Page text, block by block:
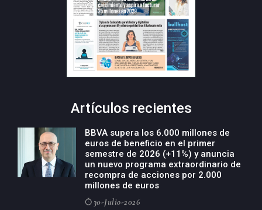
Artículos recientes
BBVA supera los 6.000 millones de
euros de beneficio en el primer
semestre de 2026 (+11%) y anuncia
un nuevo programa extraordinario de
recompra de acciones por 2.000
millones de euros
30-Julio-2026